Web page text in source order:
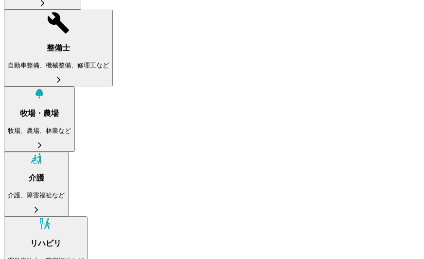
整備士
自動車整備、機械整備、修理工など
牧場・農場
牧場、農場、林業など
介護
介護、障害福祉など
リハビリ